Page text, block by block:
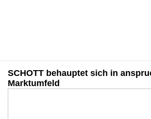
SCHOTT behauptet sich in
Marktumfeld